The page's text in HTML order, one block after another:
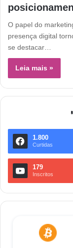
O papel do
presença digital
se destacar…
Leia mais »
1.800
Curtidas
179
Inscritos